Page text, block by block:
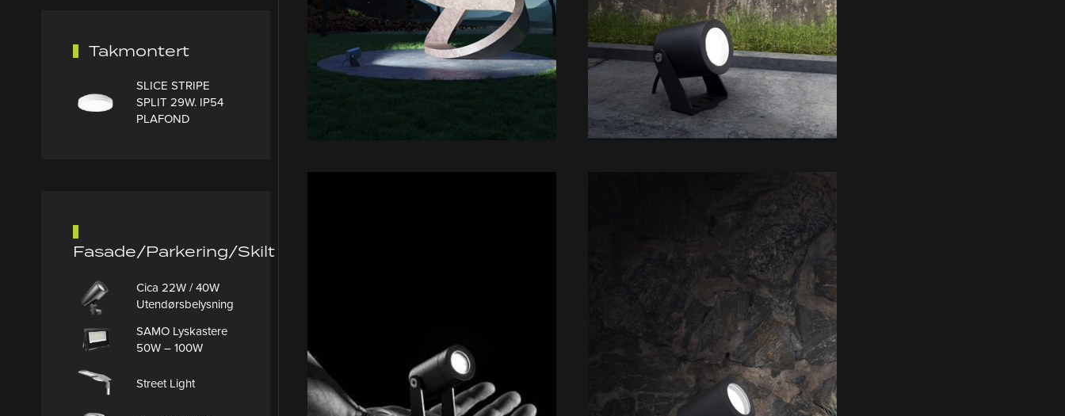
Takmontert
SLICE STRIPE
SPLIT 29W. IP54
PLAFOND
Fasade/Parkering/Skilt
Cica 22W / 40W
Utendørsbelysning
SAMO Lyskastere
50W – 100W
Street Light